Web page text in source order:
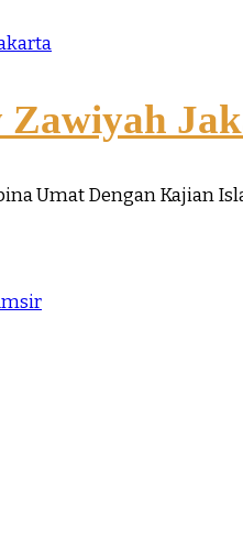
Umat Dengan Kajian